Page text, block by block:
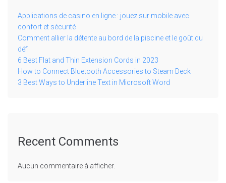
Applications de casino en ligne : jouez sur mobile avec
confort et sécurité
Comment allier la détente au bord de la piscine et le goût du
défi
6 Best Flat and Thin Extension Cords in 2023
How to Connect Bluetooth Accessories to Steam Deck
3 Best Ways to Underline Text in Microsoft Word
Recent Comments
Aucun commentaire à afficher.